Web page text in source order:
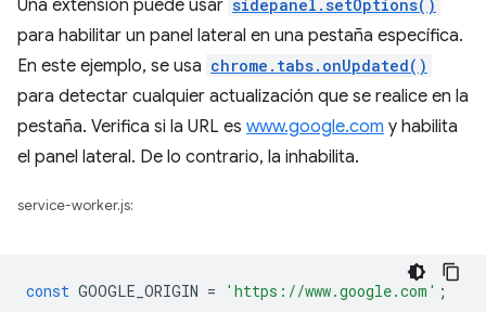
Una extensión puede usar sidepanel.setOptions()
para habilitar un panel lateral en una pestaña específica.
En este ejemplo, se usa chrome.tabs.onUpdated()
para detectar cualquier actualización que se realice en la
pestaña. Verifica si la URL es www.google.com y habilita
el panel lateral. De lo contrario, la inhabilita.
service-worker.js:
const GOOGLE_ORIGIN = 'https://www.google.com' ;